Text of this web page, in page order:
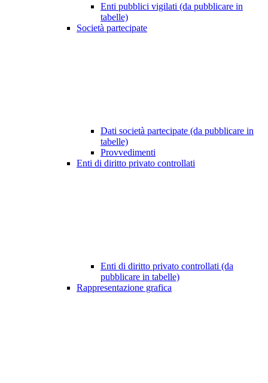
Enti pubblici vigilati (da pubblicare in
tabelle)
Società partecipate
Dati società partecipate (da pubblicare in
tabelle)
Provvedimenti
Enti di diritto privato controllati
Enti di diritto privato controllati (da
pubblicare in tabelle)
Rappresentazione grafica